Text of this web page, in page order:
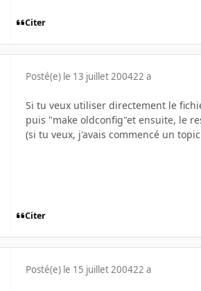
Citer
Posté(e) le 13 juillet 200422 a
Si tu veux utiliser directement le
puis "make oldconfig"et ensuite, le
(si tu veux, j'avais commencé un
Citer
Posté(e) le 15 juillet 200422 a